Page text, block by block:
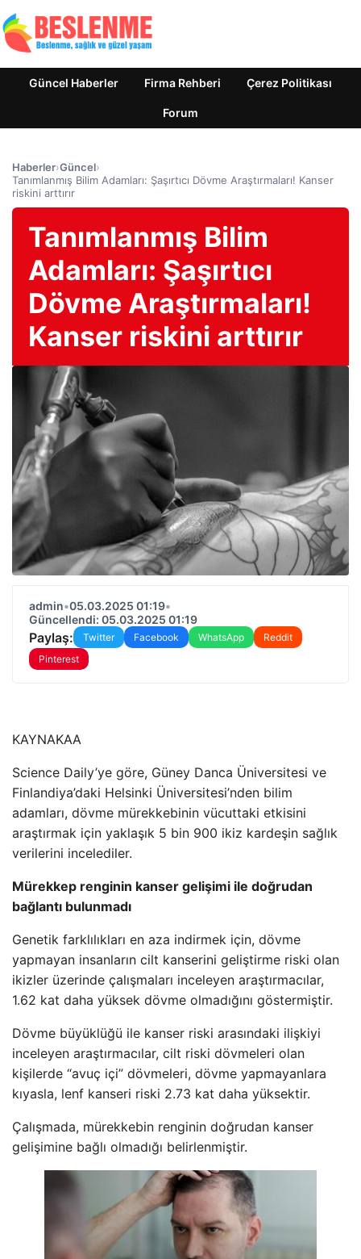
Güncel Haberler Firma Rehberi Çerez Politikası
Forum
Haberler›Güncel›
Tanımlanmış Bilim Adamları: Şaşırtıcı Dövme Araştırmaları! Kanser
riskini arttırır
Tanımlanmış Bilim
Adamları: Şaşırtıcı
Dövme Araştırmaları!
Kanser riskini arttırır
admin•05.03.2025 01:19•
Güncellendi: 05.03.2025 01:19
Paylaş: Twitter Facebook WhatsApp
Reddit
Pinterest
KAYNAKAA
Science Daily’ye göre, Güney Danca Üniversitesi ve
Finlandiya’daki Helsinki Üniversitesi’nden bilim
adamları, dövme mürekkebinin vücuttaki etkisini
araştırmak için yaklaşık 5 bin 900 ikiz kardeşin sağlık
verilerini incelediler.
Mürekkep renginin kanser gelişimi ile doğrudan
bağlantı bulunmadı
Genetik farklılıkları en aza indirmek için, dövme
yapmayan insanların cilt kanserini geliştirme riski olan
ikizler üzerinde çalışmaları inceleyen araştırmacılar,
1.62 kat daha yüksek dövme olmadığını göstermiştir.
Dövme büyüklüğü ile kanser riski arasındaki ilişkiyi
inceleyen araştırmacılar, cilt riski dövmeleri olan
kişilerde “avuç içi” dövmeleri, dövme yapmayanlara
kıyasla, lenf kanseri riski 2.73 kat daha yüksektir.
Çalışmada, mürekkebin renginin doğrudan kanser
gelişimine bağlı olmadığı belirlenmiştir.